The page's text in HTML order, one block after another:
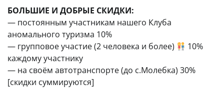
БОЛЬШИЕ И ДОБРЫЕ СКИДКИ:
— постоянным участникам нашего Клуба
аномального туризма 10%
— групповое участие (2 человека и более)
10%
каждому участнику
— на своём автотранспорте (до с.Молебка) 30%
[скидки суммируются]